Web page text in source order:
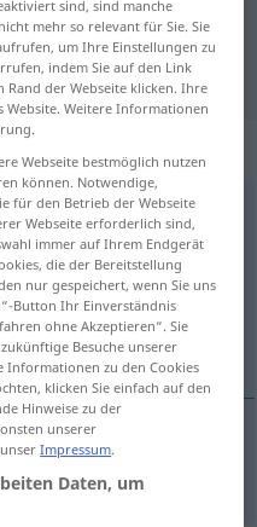
: masculin
antippen)
sind, sind manche
mehr so relevant für Sie. Sie
um Ihre Einstellungen zu
indem Sie auf den Link
der Webseite klicken. Ihre
Website. Weitere Informationen
Webseite bestmöglich nutzen
können. Notwendige,
für den Betrieb der Webseite
Webseite erforderlich sind,
immer auf Ihrem Endgerät
die der Bereitstellung
nur gespeichert, wenn Sie uns
Button Ihr Einverständnis
ohne Akzeptieren“. Sie
Besuche unserer
Informationen zu den Cookies
klicken Sie einfach auf den
Hinweise zu der
unserer
unserImpressum.
Daten, um